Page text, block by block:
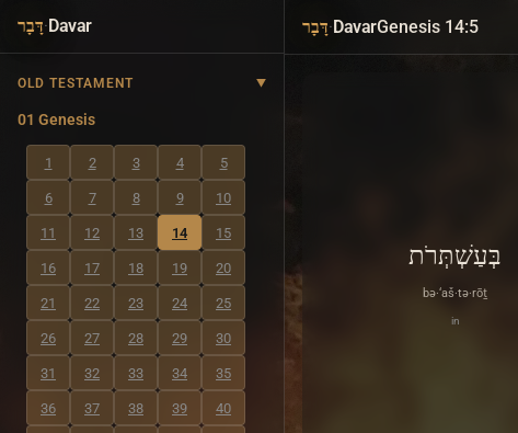
דָּבָר·Davar
OLD TESTAMENT
01 Genesis
1 2 3 4 5
6 7 8 9 10
11 12 13 14 15
16 17 18 19 20
21 22 23 24 25
26 27 28 29 30
31 32 33 34 35
36 37 38 39 40
דָּבָר·DavarGenesis 14:5
בְּעַשְׁתְּרֹת
bə·‘aš·tə·rōṯ
in